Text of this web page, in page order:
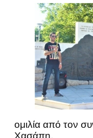
ομιλία από τον
Χασάπη,